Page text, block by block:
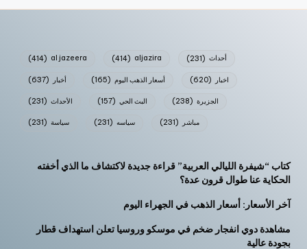
al jazeera
(414) aljazira
(414) أحداث (231)
أخبار (637) أسعار الذهب اليوم (165) اخبار (620)
الأحداث (231) البث الحي (157) الجزيرة (238)
سياسة (231) سياسه (231) مباشر (231)
كتاب “شيفرة الليالي العربية” قراءة جديدة لاكتشاف ما الذي أخفته
الحكاية عنا طوال قرون عدة؟
آخر الأسعار: أسعار الذهب في الجهراء اليوم
مشاهدة دوي انفجار ضخم في موسكو وروسيا تعلن استهداف قطار
بجودة عالية